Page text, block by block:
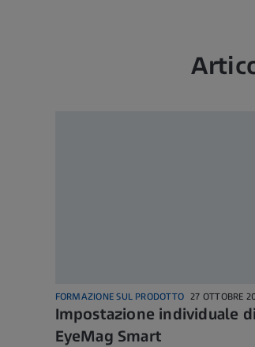
FORMAZIONE SUL PRODOTTO 27 OTTOBRE
Impostazione individuale di
EyeMag Smart